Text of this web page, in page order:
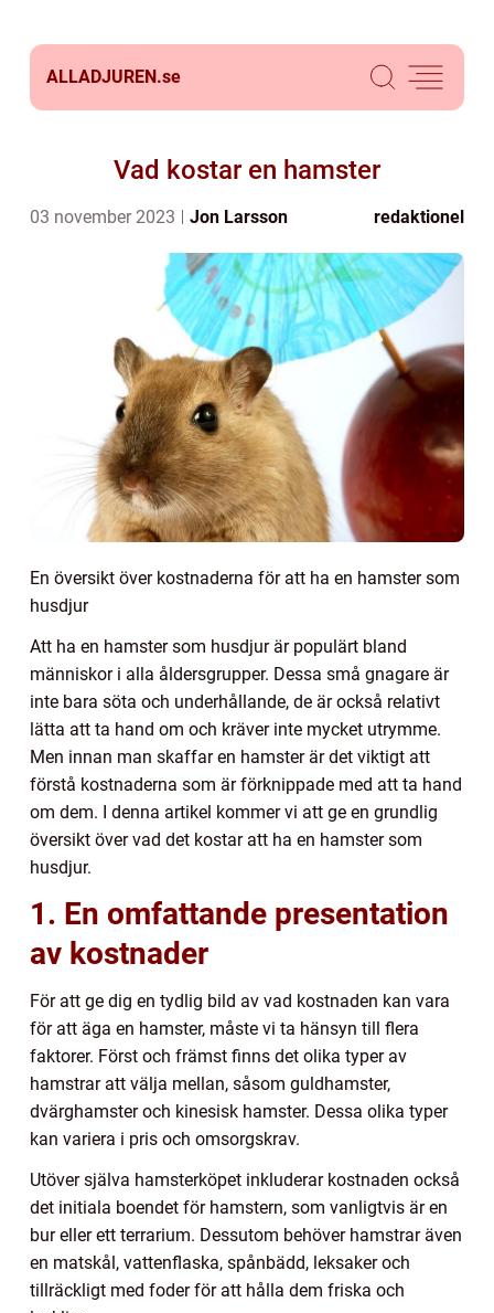
ALLADJUREN.se
Vad kostar en hamster
03 november 2023 Jon Larsson redaktionel
En översikt över kostnaderna för att ha en hamster som
husdjur
Att ha en hamster som husdjur är populärt bland
människor i alla åldersgrupper. Dessa små gnagare är
inte bara söta och underhållande, de är också relativt
lätta att ta hand om och kräver inte mycket utrymme.
Men innan man skaffar en hamster är det viktigt att
förstå kostnaderna som är förknippade med att ta hand
om dem. I denna artikel kommer vi att ge en grundlig
översikt över vad det kostar att ha en hamster som
husdjur.
1. En omfattande presentation
av kostnader
För att ge dig en tydlig bild av vad kostnaden kan vara
för att äga en hamster, måste vi ta hänsyn till flera
faktorer. Först och främst finns det olika typer av
hamstrar att välja mellan, såsom guldhamster,
dvärghamster och kinesisk hamster. Dessa olika typer
kan variera i pris och omsorgskrav.
Utöver själva hamsterköpet inkluderar kostnaden också
det initiala boendet för hamstern, som vanligtvis är en
bur eller ett terrarium. Dessutom behöver hamstrar även
en matskål, vattenflaska, spånbädd, leksaker och
tillräckligt med foder för att hålla dem friska och